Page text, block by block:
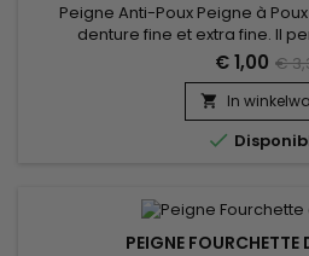
Peigne Anti-Poux Peigne à
denture fine et extra fine. Il
efficacement les lentes et les
pourrez ainsi calmer les
incontournable en cas
€ 1,00 €
 In

PEIGNE FOURCHETTE